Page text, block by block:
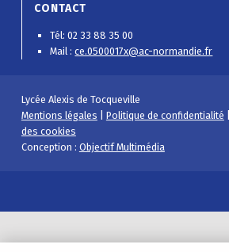
CONTACT
Tél: 02 33 88 35 00
Mail :ce.0500017x@ac-normandie.fr
Lycée Alexis de Tocqueville
Mentions légales
Politique de confidentialité
des cookies
Conception : Objectif Multimédia